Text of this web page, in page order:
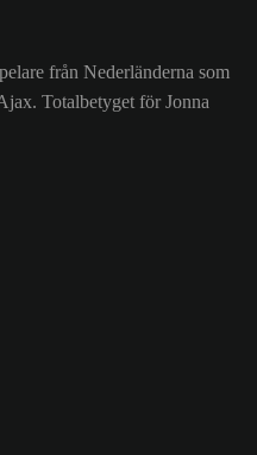
från Nederländerna som
Totalbetyget för Jonna